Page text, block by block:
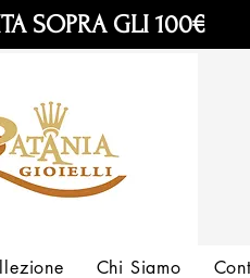
SOPRA GLI 100€
Chi Siamo